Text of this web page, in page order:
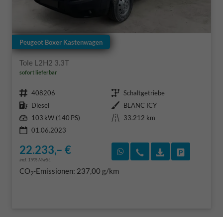
Peugeot Boxer Kastenwagen
Tole L2H2 3.3T
sofort lieferbar
Fahrzeugnr. 408206 Getriebe Schaltgetriebe
Kraftstoff Diesel Außenfarbe BLANC ICY
Leistung 103 kW (140 PS) Kilometerstand
33.212 km
01.06.2023
22.233,– €
incl. 19% MwSt.
Rückruf vereinbaren
Wir rufen Sie an
CO2-Emissionen: 237,00 g/km